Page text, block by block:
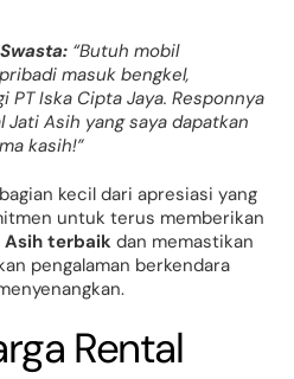
“Butuh mobil
masuk bengkel,
PT Iska Cipta Jaya. Responnya
Asih yang saya dapatkan
kasih!”
kecil dari apresiasi yang
untuk terus memberikan
terbaik dan memastikan
pengalaman berkendara
Rental